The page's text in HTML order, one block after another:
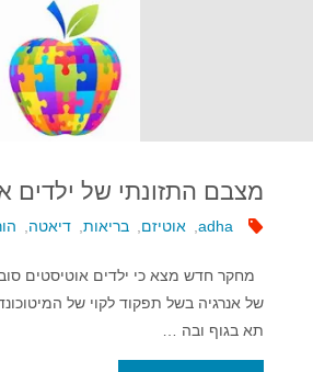
לטיפול
באוטיזם"
מצבם התזונתי של ילדים
adha אוטיזם בריאות דיאטה
מחקר חדש מצא כי ילדים אוטיסטים
של אנרגיה בשל תפקוד לקוי של
תא בגוף ובה …